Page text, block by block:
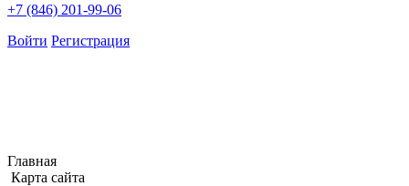
+7 (846) 201-99-06
Войти Регистрация
Главная
Карта сайта